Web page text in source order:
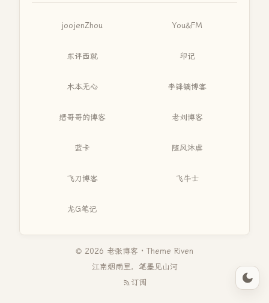
joojenZhou You&FM
东评西就 印记
木本无心 李锋镝博客
缙哥哥的博客 老刘博客
蓝卡 随风沐虐
飞刀博客 飞牛士
龙G笔记
© 2026 老张博客 · Theme Riven
江南烟雨里，笔墨见山河
订阅